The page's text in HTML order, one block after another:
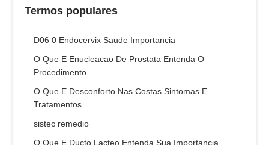
Termos populares
D06 0 Endocervix Saude Importancia
O Que E Enucleacao De Prostata Entenda O
Procedimento
O Que E Desconforto Nas Costas Sintomas E
Tratamentos
sistec remedio
O Que E Ducto Lacteo Entenda Sua Importancia